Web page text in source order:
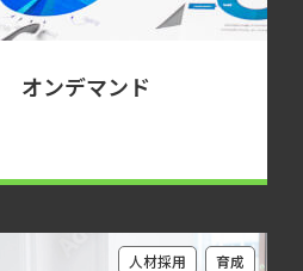
オンデマンド
人材採用 育成